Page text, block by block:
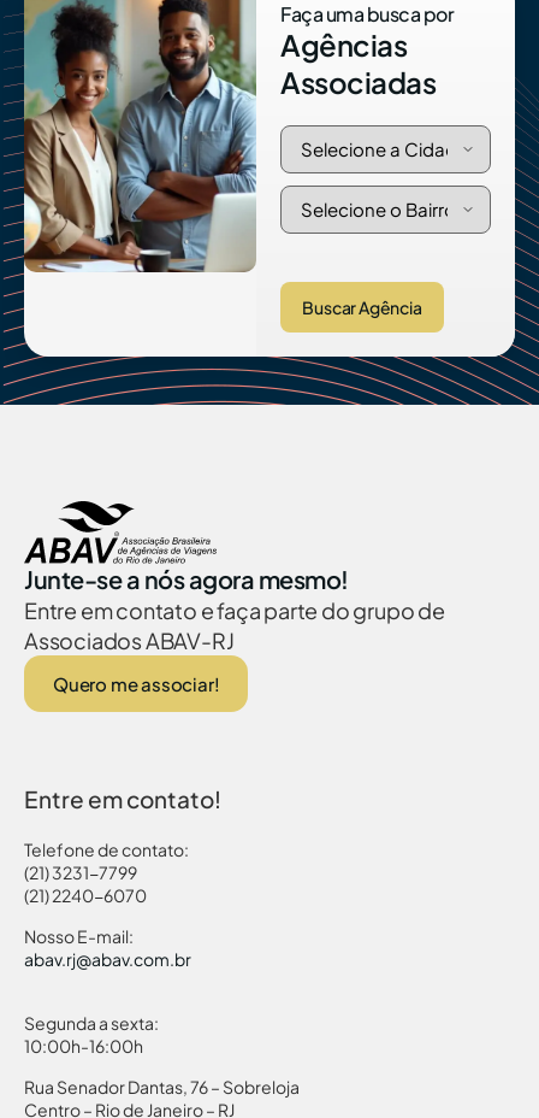
Faça uma busca por
Agências
Associadas
Buscar Agência
Junte-se a nós agora mesmo!
Entre em contato e faça parte do grupo de
Associados ABAV-RJ
Quero me associar!
Entre em contato!
Telefone de contato:
(21) 3231-7799
(21) 2240-6070
Nosso E-mail:
abav.rj@abav.com.br
Segunda a sexta:
10:00h-16:00h
Rua Senador Dantas, 76 – Sobreloja
Centro – Rio de Janeiro – RJ